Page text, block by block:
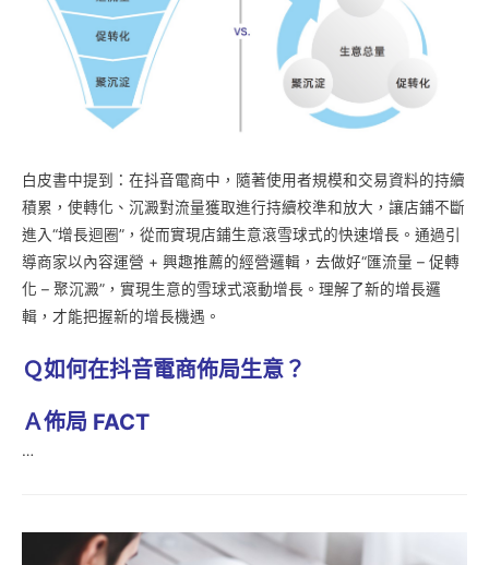
白皮書中提到：在抖音電商中，隨著使用者規模和交易資料的持續
積累，使轉化、沉澱對流量獲取進行持續校準和放大，讓店鋪不斷
進入“增長迴圈”，從而實現店鋪生意滾雪球式的快速增長。通過引
導商家以內容運營 + 興趣推薦的經營邏輯，去做好“匯流量 – 促轉
化 – 聚沉澱”，實現生意的雪球式滾動增長。理解了新的增長邏
輯，才能把握新的增長機遇。
Ｑ如何在抖音電商佈局生意？
Ａ佈局 FACT
…